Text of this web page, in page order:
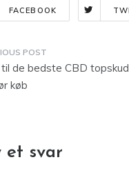
FACEBOOK
de bedste CBD
køb
et svar